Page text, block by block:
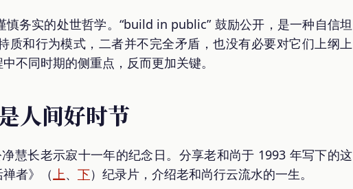
慎务实的处世哲学。“build in public” 鼓励公开，是一种自信坦
质和行为模式，二者并不完全矛盾，也没有必要对它们上纲上
不同时期的侧重点，反而更加关键。
人间好时节
慧长老示寂十一年的纪念日。分享老和尚于 1993 年写下的这
者》（上、 下）纪录片，介绍老和尚行云流水的一生。